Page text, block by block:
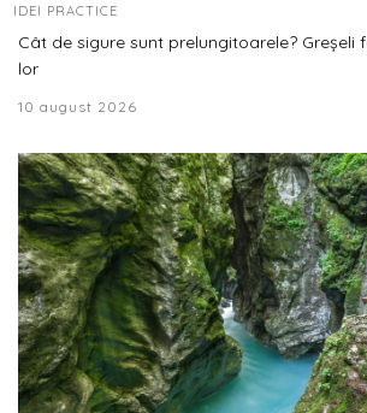
IDEI PRACTICE
Cât de sigure sunt prelungitoarele? Greșeli
lor
10 august 2026